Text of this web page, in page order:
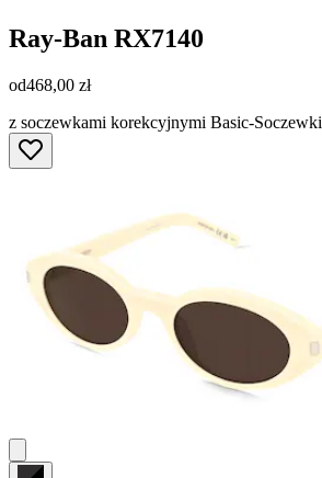
Ray-Ban RX7140
od468,00 zł
z soczewkami korekcyjnymi Basic-Soczewki